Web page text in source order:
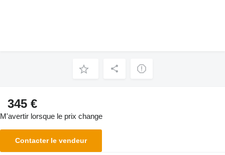
345 €
M'avertir lorsque le prix change
Contacter le vendeur